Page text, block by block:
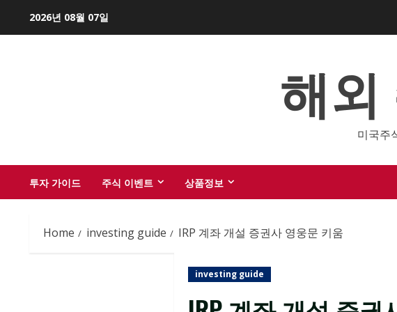
2026년 08월 07일
해
미국주
투자 가이드 주식 이벤트 상품정보
Home investing guide IRP 계좌 개설 증권사 영웅문 키움
investing guide